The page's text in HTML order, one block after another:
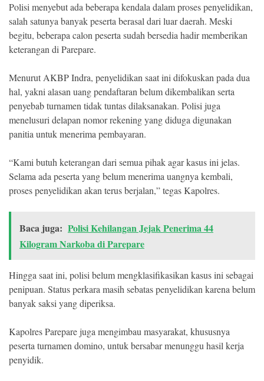
Polisi menyebut ada beberapa kendala dalam proses penyelidikan,
salah satunya banyak peserta berasal dari luar daerah. Meski
begitu, beberapa calon peserta sudah bersedia hadir memberikan
keterangan di Parepare.
Menurut AKBP Indra, penyelidikan saat ini difokuskan pada dua
hal, yakni alasan uang pendaftaran belum dikembalikan serta
penyebab turnamen tidak tuntas dilaksanakan. Polisi juga
menelusuri delapan nomor rekening yang diduga digunakan
panitia untuk menerima pembayaran.
“Kami butuh keterangan dari semua pihak agar kasus ini jelas.
Selama ada peserta yang belum menerima uangnya kembali,
proses penyelidikan akan terus berjalan,” tegas Kapolres.
Baca juga: Polisi Kehilangan Jejak Penerima 44
Kilogram Narkoba di Parepare
Hingga saat ini, polisi belum mengklasifikasikan kasus ini sebagai
penipuan. Status perkara masih sebatas penyelidikan karena belum
banyak saksi yang diperiksa.
Kapolres Parepare juga mengimbau masyarakat, khususnya
peserta turnamen domino, untuk bersabar menunggu hasil kerja
penyidik.